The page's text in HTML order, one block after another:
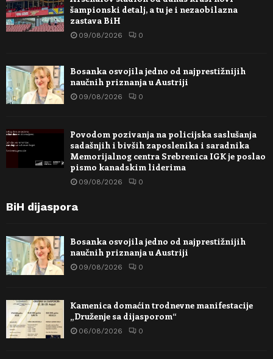
šampionski detalj, a tu je i nezaobilazna
zastava BiH
09/08/2026 0
Bosanka osvojila jedno od najprestižnijih
naučnih priznanja u Austriji
09/08/2026 0
Povodom pozivanja na policijska saslušanja
sadašnjih i bivših zaposlenika i saradnika
Memorijalnog centra Srebrenica IGK je poslao
pismo kanadskim liderima
09/08/2026 0
BiH dijaspora
Bosanka osvojila jedno od najprestižnijih
naučnih priznanja u Austriji
09/08/2026 0
Kamenica domaćin trodnevne manifestacije
„Druženje sa dijasporom“
06/08/2026 0